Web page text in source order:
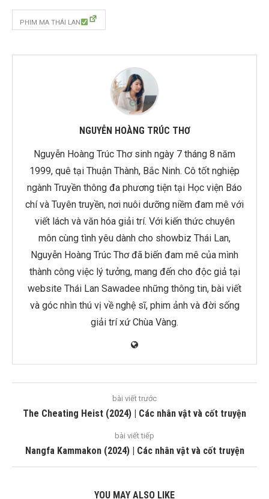
PHIM MA THÁI LAN
NGUYỄN HOÀNG TRÚC THƠ
Nguyễn Hoàng Trúc Thơ sinh ngày 7 tháng 8 năm
1999, quê tại Thuận Thành, Bắc Ninh. Cô tốt nghiệp
ngành Truyền thông đa phương tiện tại Học viện Báo
chí và Tuyên truyền, nơi nuôi dưỡng niềm đam mê với
viết lách và văn hóa giải trí. Với kiến thức chuyên
môn cùng tình yêu dành cho showbiz Thái Lan,
Nguyễn Hoàng Trúc Thơ đã biến đam mê của mình
thành công việc lý tưởng, mang đến cho độc giả tại
website Thái Lan Sawadee những thông tin, bài viết
và góc nhìn thú vị về nghệ sĩ, phim ảnh và đời sống
giải trí xứ Chùa Vàng.
bài viết trước
The Cheating Heist (2024) | Các nhân vật và cốt truyện
bài viết tiếp
Nangfa Kammakon (2024) | Các nhân vật và cốt truyện
YOU MAY ALSO LIKE